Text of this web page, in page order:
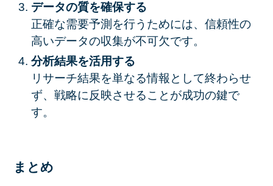
データの質を確保する
正確な需要予測を行うためには、信頼性の
高いデータの収集が不可欠です。
分析結果を活用する
リサーチ結果を単なる情報として終わらせ
ず、戦略に反映させることが成功の鍵で
す。
まとめ